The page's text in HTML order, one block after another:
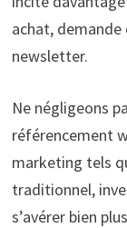
achat, demande
newsletter.
Ne négligeons
référencement
marketing tels
traditionnel,
s’avérer bien